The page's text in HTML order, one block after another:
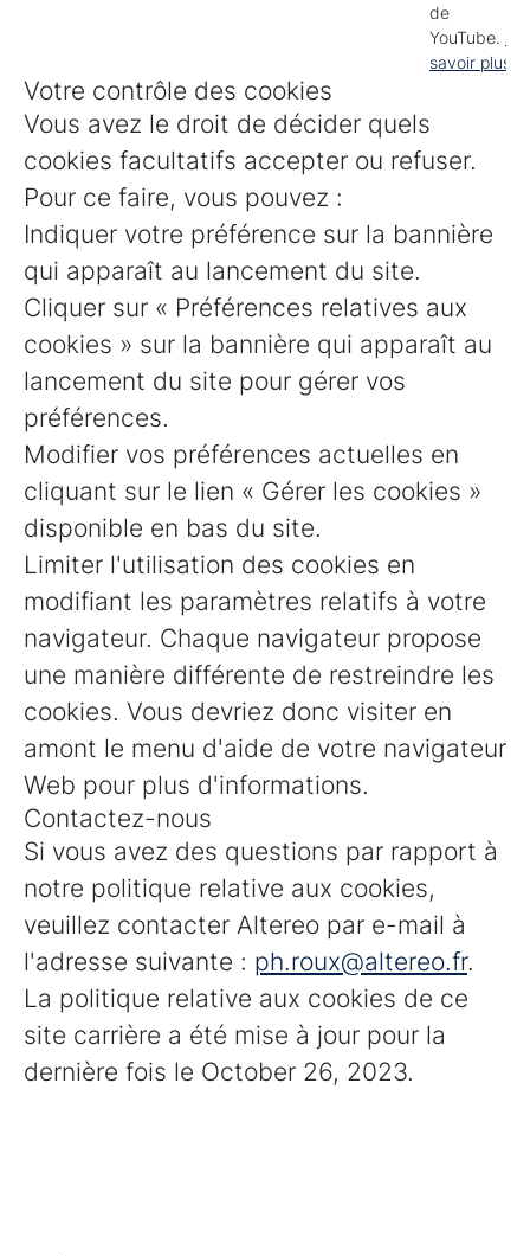
de
YouTube.
savoir plus
Votre contrôle des cookies
Vous avez le droit de décider quels
cookies facultatifs accepter ou refuser.
Pour ce faire, vous pouvez :
Indiquer votre préférence sur la bannière
qui apparaît au lancement du site.
Cliquer sur « Préférences relatives aux
cookies » sur la bannière qui apparaît au
lancement du site pour gérer vos
préférences.
Modifier vos préférences actuelles en
cliquant sur le lien « Gérer les cookies »
disponible en bas du site.
Limiter l'utilisation des cookies en
modifiant les paramètres relatifs à votre
navigateur. Chaque navigateur propose
une manière différente de restreindre les
cookies. Vous devriez donc visiter en
amont le menu d'aide de votre navigateur
Web pour plus d'informations.
Contactez-nous
Si vous avez des questions par rapport à
notre politique relative aux cookies,
veuillez contacter Altereo par e-mail à
l'adresse suivante : ph.roux@altereo.fr.
La politique relative aux cookies de ce
site carrière a été mise à jour pour la
dernière fois le October 26, 2023.